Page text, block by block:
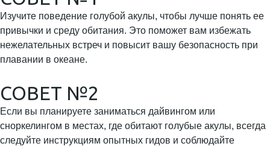
Изучите поведение голубой акулы, чтобы лучше понять ее
привычки и среду обитания. Это поможет вам избежать
нежелательных встреч и повысит вашу безопасность при
плавании в океане.
СОВЕТ №2
Если вы планируете заниматься дайвингом или
сноркелингом в местах, где обитают голубые акулы, всегда
следуйте инструкциям опытных гидов и соблюдайте